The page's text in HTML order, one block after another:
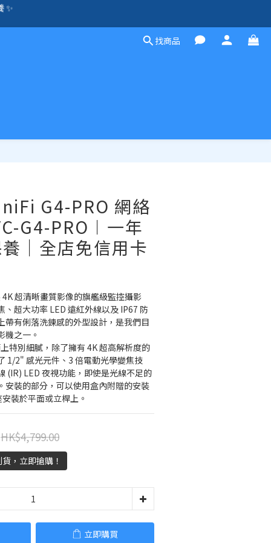
外）🛍️
，歡迎聯絡！☎️
找商品
G4-PRO 網絡
G4-PRO︱一年
｜全店免信用卡
超清晰畫質影像的旗艦級監控攝影
、超大功率 LED 遠紅外線以及 IP67 防
帶有俐落洗鍊感的外型設計，是我們目
機之一。
特別細膩，除了擁有 4K 超高解析度的
1/2" 感光元件、3 倍電動光學變焦技
(IR) LED 夜視功能，即使是光線不足的
安裝的部分，可以使用盒內附贈的安裝
裝於平面或立桿上。
HK$4,799.00
，立即搶購！
立即購買